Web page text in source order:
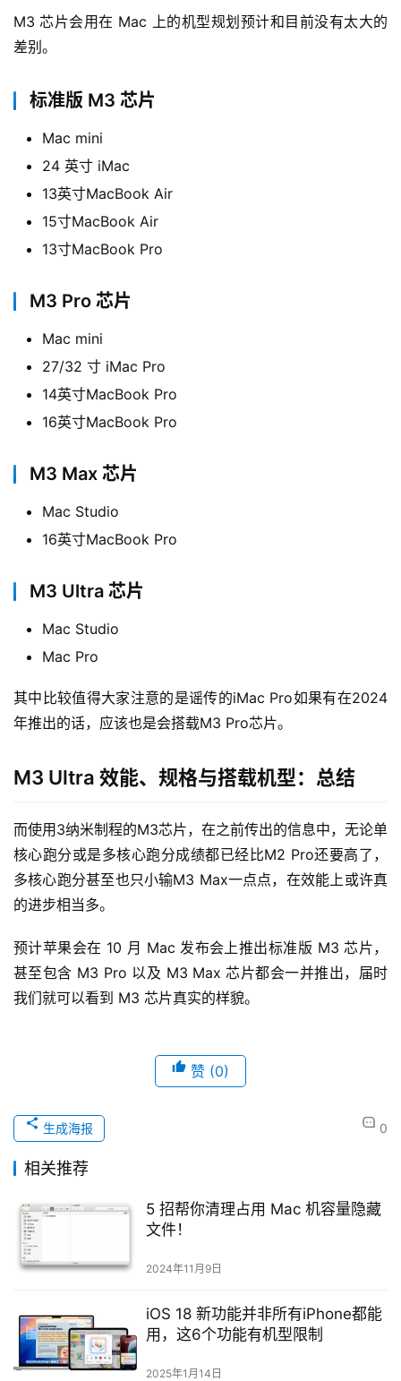
M3 芯片会用在 Mac 上的机型规划预计和目前没有太大的
差别。
标准版 M3 芯片
Mac mini
24 英寸 iMac
13英寸MacBook Air
15寸MacBook Air
13寸MacBook Pro
M3 Pro 芯片
Mac mini
27/32 寸 iMac Pro
14英寸MacBook Pro
16英寸MacBook Pro
M3 Max 芯片
Mac Studio
16英寸MacBook Pro
M3 Ultra 芯片
Mac Studio
Mac Pro
其中比较值得大家注意的是谣传的iMac Pro如果有在2024
年推出的话，应该也是会搭载M3 Pro芯片。
M3 Ultra 效能、规格与搭载机型：总结
而使用3纳米制程的M3芯片，在之前传出的信息中，无论单
核心跑分或是多核心跑分成绩都已经比M2 Pro还要高了，
多核心跑分甚至也只小输M3 Max一点点，在效能上或许真
的进步相当多。
预计苹果会在 10 月 Mac 发布会上推出标准版 M3 芯片，
甚至包含 M3 Pro 以及 M3 Max 芯片都会一并推出，届时
我们就可以看到 M3 芯片真实的样貌。
赞 (0)
0
生成海报
相关推荐
5 招帮你清理占用 Mac 机容量隐藏
文件！
2024年11月9日
iOS 18 新功能并非所有iPhone都能
用，这6个功能有机型限制
2025年1月14日